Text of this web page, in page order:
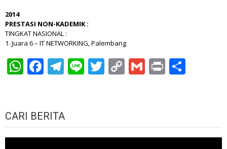
2014
PRESTASI NON-KADEMIK :
TINGKAT NASIONAL :
1. Juara 6 – IT NETWORKING, Palembang
WhatsApp
Facebook
Telegram
LineTwitter
CopyGmail
Print
CARI BERITA